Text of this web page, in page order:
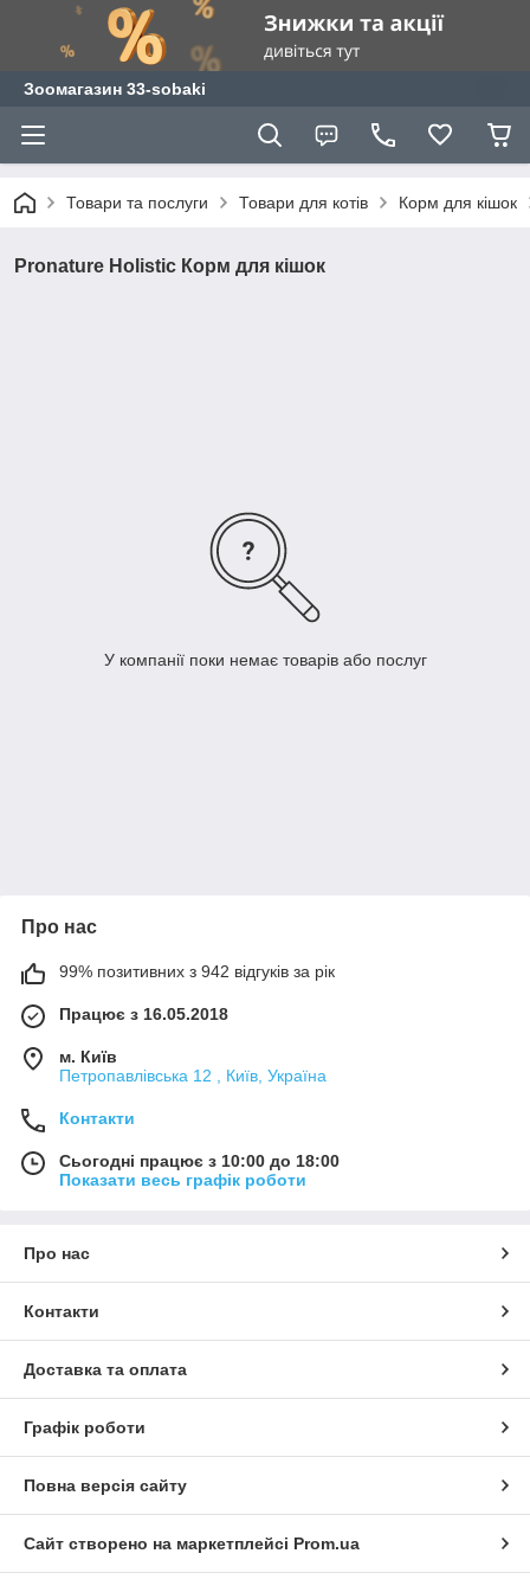
Зоомагазин 33-sobaki
Товари та послуги Товари для котів Корм для кішок
Pronature Holistic Корм для кішок
У компанії поки немає товарів або послуг
Про нас
99% позитивних з 942 відгуків за рік
Працює з 16.05.2018
м. Київ
Петропавлівська 12 , Київ, Україна
Контакти
Сьогодні працює з 10:00 до 18:00
Показати весь графік роботи
Про нас
Контакти
Доставка та оплата
Графік роботи
Повна версія сайту
Сайт створено на маркетплейсі Prom.ua